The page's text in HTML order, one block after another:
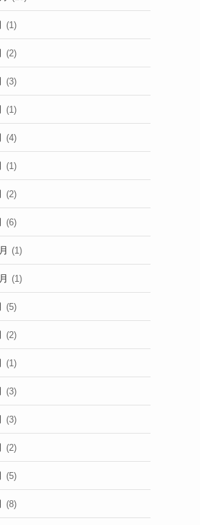
(1)
(2)
(3)
(1)
(4)
(1)
(2)
(6)
(1)
(1)
(5)
(2)
(1)
(3)
(3)
(2)
(5)
(8)